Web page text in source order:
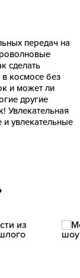
передач на
сделать
космосе без
и может ли
другие
Увлекательная
увлекательные